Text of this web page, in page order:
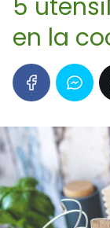
5
en la